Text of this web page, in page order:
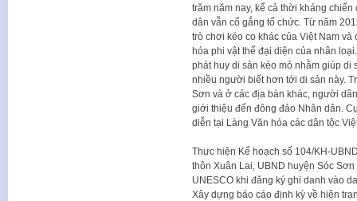
trăm năm nay, kể cả thời kháng
dân vẫn cố gắng tổ chức. Từ năm
trò chơi kéo co khác của Việt Nam
hóa phi vật thể đại diện của nhân
phát huy di sản kéo mỏ nhằm giúp
nhiều người biết hơn tới di sản này.
Sơn và ở các địa bàn khác, người
giới thiệu đến đông đảo Nhân dân.
diễn tại Làng Văn hóa các dân tộc
Thực hiện Kế hoạch số 104/KH-
thôn Xuân Lai, UBND huyện Sóc
UNESCO khi đăng ký ghi danh vào
Xây dựng báo cáo định kỳ về hiện